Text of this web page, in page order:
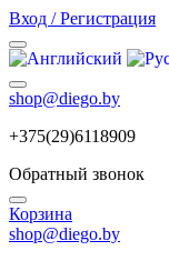
Вход / Регистрация
shop@diego.by
+375(29)6118909
Обратный звонок
Корзина
shop@diego.by